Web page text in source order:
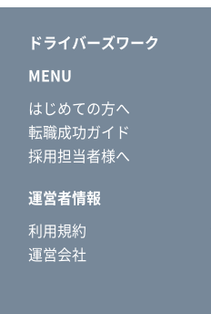
ドライバーズワーク
MENU
はじめての方へ
転職成功ガイド
採用担当者様へ
運営者情報
利用規約
運営会社